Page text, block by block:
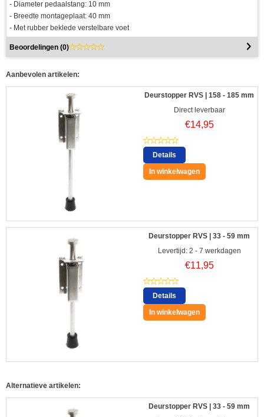
- Diameter pedaalstang: 10 mm
- Breedte montageplaat: 40 mm
- Met rubber beklede verstelbare voet
Beoordelingen (0)
Aanbevolen artikelen:
Deurstopper RVS | 158 - 185 mm
Direct leverbaar
€14,95
Details
In winkelwagen
Deurstopper RVS | 33 - 59 mm
Levertijd: 2 - 7 werkdagen
€11,95
Details
In winkelwagen
Alternatieve artikelen:
Deurstopper RVS | 33 - 59 mm